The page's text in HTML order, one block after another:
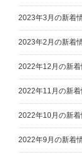
2023年3月の新着
2023年2月の新着
2022年12月の新着
2022年11月の新着
2022年10月の新着
2022年9月の新着